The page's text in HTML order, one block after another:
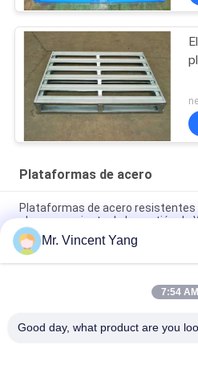
Plataformas de acero
Plataformas de acero resistentes
almacenamiento de la gestión de
Plataformas de acero de la capa
con la entrada de cuatro
Plataformas de acero
Mr. Vincent Yang
7:54 AM
Good day, what product are you